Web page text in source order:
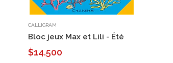
CALLIGRAM
Bloc jeux Max et Lili - Été
$14.500